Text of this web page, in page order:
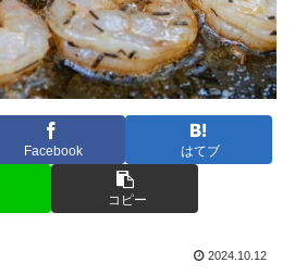
Facebook はてブ
コピー
2024.10.12